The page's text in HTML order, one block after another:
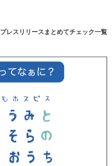
プレスリリースまとめてチェック一覧